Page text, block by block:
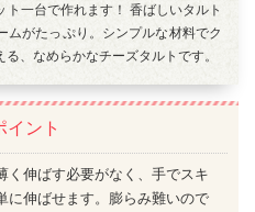
一台で作れます！ 香ばしいタルト
ムがたっぷり。シンプルな材料でク
、なめらかなチーズタルトです。
イント
く伸ばす必要がなく、手でスキ
に伸ばせます。膨らみ難いので